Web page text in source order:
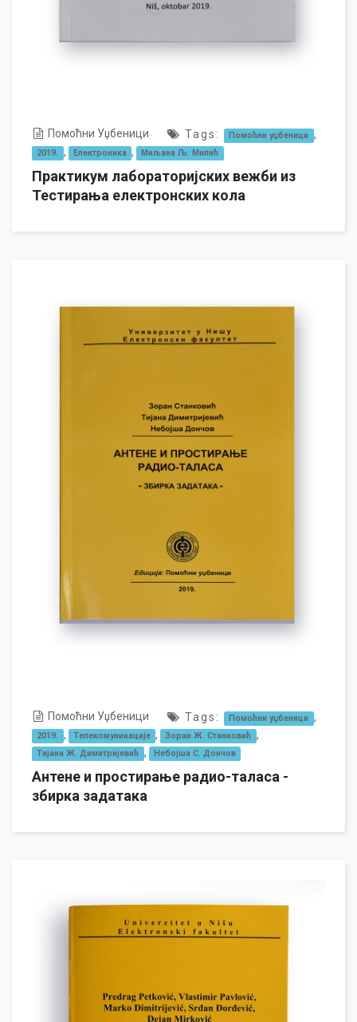
Помоћни Уџбеници Tags: Помоћни уџбеници ,
2019. , Електроника , Миљана Љ. Милић
Практикум лабораторијских вежби из
Тестирања електронских кола
Помоћни Уџбеници Tags: Помоћни уџбеници ,
2019. , Телекомуникације , Зоран Ж. Станковић ,
Тијана Ж. Димитријевић , Небојша С. Дончов
Антене и простирање радио-таласа -
збирка задатака